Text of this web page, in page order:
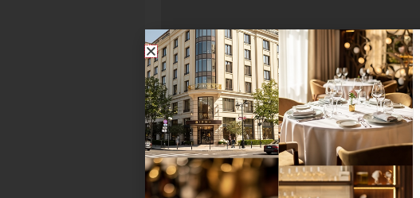
Kommen Bundeskantinen ihrer